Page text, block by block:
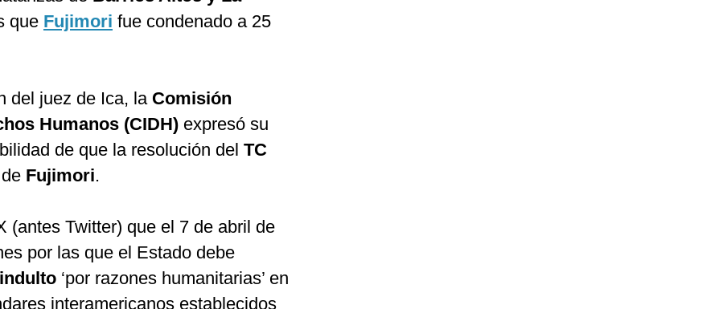
que Fujimori fue condenado a 25
del juez de Ica, la Comisión
Humanos (CIDH) expresó su
de que la resolución del TC
Fujimori.
(antes Twitter) que el 7 de abril de
por las que el Estado debe
indulto ‘por razones humanitarias’ en
interamericanos establecidos